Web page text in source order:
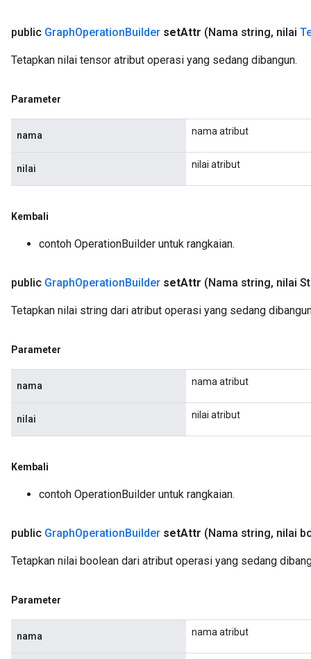
public GraphOperationBuilder setAttr (Nama string, nilai
Tetapkan nilai tensor atribut operasi yang sedang dibangun.
Parameter
nama nama atribut
nilai nilai atribut
Kembali
contoh OperationBuilder untuk rangkaian.
public GraphOperationBuilder setAttr (Nama string, nilai
Tetapkan nilai string dari atribut operasi yang sedang
Parameter
nama nama atribut
nilai nilai atribut
Kembali
contoh OperationBuilder untuk rangkaian.
public GraphOperationBuilder setAttr (Nama string, nilai
Tetapkan nilai boolean dari atribut operasi yang sedang
Parameter
nama nama atribut